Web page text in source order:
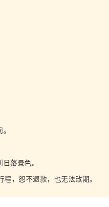
落景色。
，恕不退款，也无法改期。